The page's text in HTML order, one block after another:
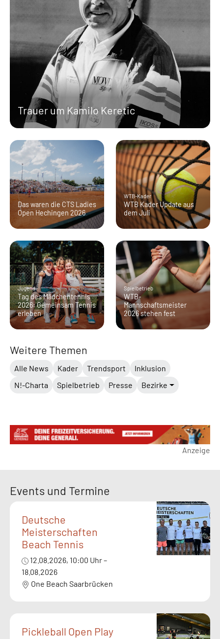
Trauer um Kamilo Keretic
Das waren die CTS Ladies
Open Hechingen 2026
WTB-Kader
WTB Kader Update aus
dem Juli
Jugend
Tag des Mädchentennis
2026: Gemeinsam Tennis
erleben
Spielbetrieb
WTB-
Mannschaftsmeister
2026 stehen fest
Weitere Themen
Alle News Kader Trendsport
Inklusion
N!-Charta
Spielbetrieb Presse Bezirke
Anzeige
Events und Termine
Deutsche
Meisterschaften
Beach Tennis
12.08.2026, 10:00 Uhr –
18.08.2026
One Beach Saarbrücken
Pickleball Open Play